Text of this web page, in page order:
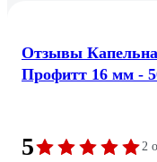
Отзывы
Профитт 16 мм -
5 2